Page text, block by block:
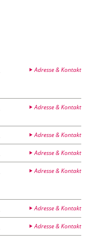
Adresse & Kontakt
Adresse & Kontakt
Adresse & Kontakt
Adresse & Kontakt
Adresse & Kontakt
Adresse & Kontakt
Adresse & Kontakt